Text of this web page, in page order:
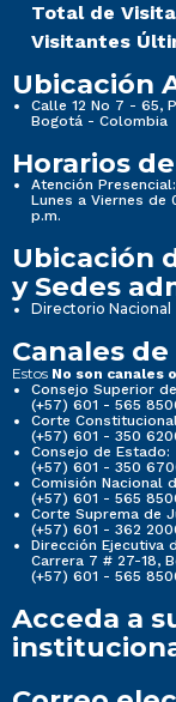
Total de
Visitantes
Ubicación
Calle 12 No 7 - 65,
Bogotá - Colombia
Horarios
Atención Presencial:
Lunes a Viernes de
p.m.
Ubicación
y Sedes
Directorio Nacional
Canales
Estos No son canales
Consejo Superior
(+57) 601 - 565
Corte
(+57) 601 - 350
Consejo de Estado:
(+57) 601 - 350
Comisión Nacional
(+57) 601 - 565
Corte Suprema de
(+57) 601 - 362
Dirección Ejecutiva
Carrera 7 # 27-18,
(+57) 601 - 565
Acceda a